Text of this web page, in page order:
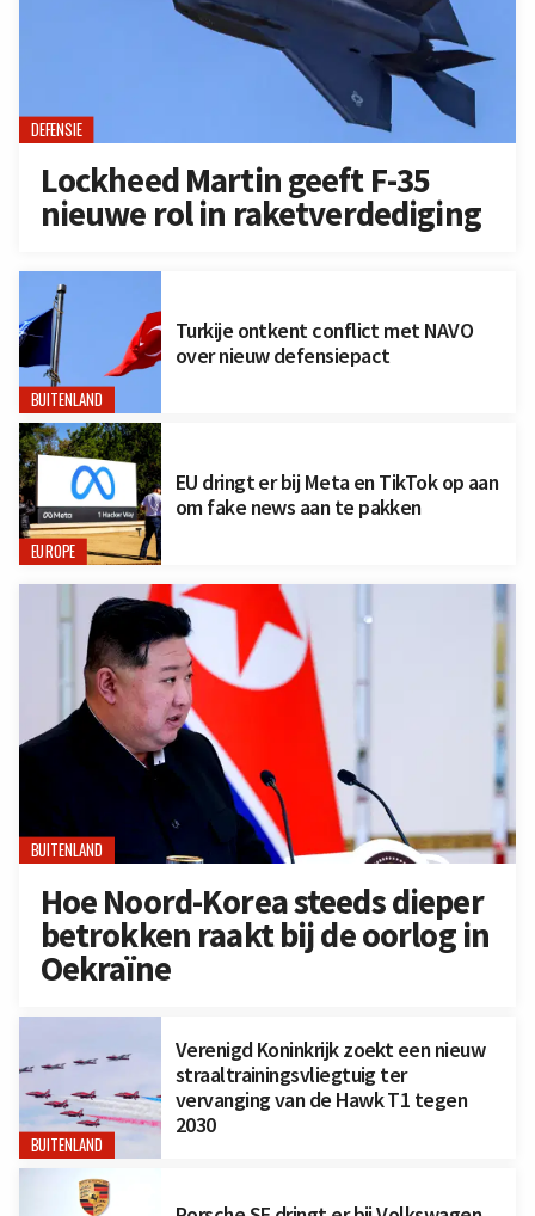
DEFENSIE
Lockheed Martin geeft F-35
nieuwe rol in raketverdediging
BUITENLAND
Turkije ontkent conflict met NAVO
over nieuw defensiepact
EUROPE
EU dringt er bij Meta en TikTok op aan
om fake news aan te pakken
BUITENLAND
Hoe Noord-Korea steeds dieper
betrokken raakt bij de oorlog in
Oekraïne
BUITENLAND
Verenigd Koninkrijk zoekt een nieuw
straaltrainingsvliegtuig ter
vervanging van de Hawk T1 tegen
2030